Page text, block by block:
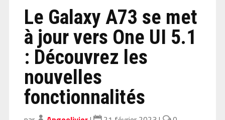
Le Galaxy A73 se met
à jour vers One UI 5.1
: Découvrez les
nouvelles
fonctionnalités